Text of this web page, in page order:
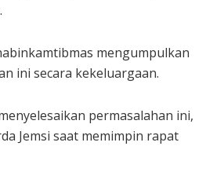
mengumpulkan
ini secara kekeluargaan.
permasalahan ini,
Jemsi saat memimpin rapat